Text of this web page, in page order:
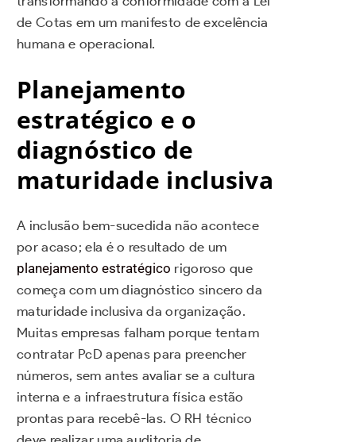
de Cotas em um manifesto de excelência
humana e operacional.
Planejamento
estratégico e o
diagnóstico de
maturidade inclusiva
A inclusão bem-sucedida não acontece
por acaso; ela é o resultado de um
planejamento estratégico rigoroso que
começa com um diagnóstico sincero da
maturidade inclusiva da organização.
Muitas empresas falham porque tentam
contratar PcD apenas para preencher
números, sem antes avaliar se a cultura
interna e a infraestrutura física estão
prontas para recebê-las. O RH técnico